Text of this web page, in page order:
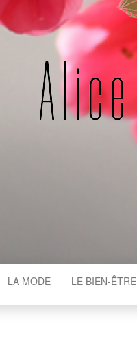
LA MODE LE BIEN-ÊTRE